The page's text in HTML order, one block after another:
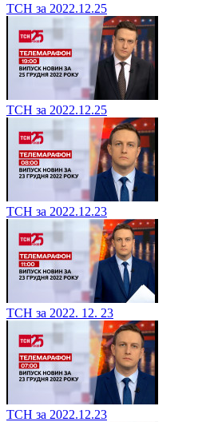
ТСН за 2022.12.25
ТСН за 2022.12.25
ТСН за 2022.12.23
ТСН за 2022. 12. 23
ТСН за 2022.12.23